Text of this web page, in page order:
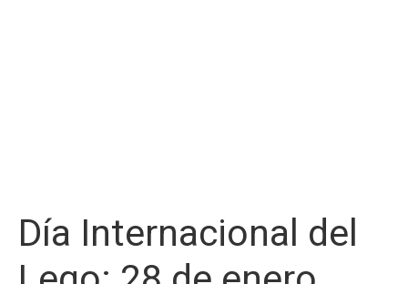
Día Internacional del